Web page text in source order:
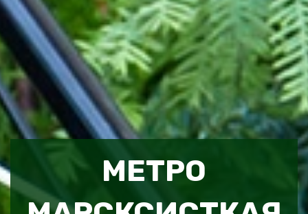
МЕТРО